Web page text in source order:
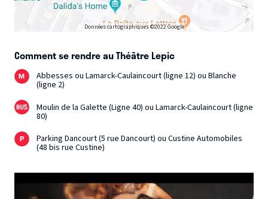
Données cartographiques ©2022 Google
Comment se rendre au Théâtre Lepic
Abbesses ou Lamarck-Caulaincourt (ligne 12) ou Blanche
(ligne 2)
Moulin de la Galette (Ligne 40) ou Lamarck-Caulaincourt (ligne
80)
Parking Dancourt (5 rue Dancourt) ou Custine Automobiles
(48 bis rue Custine)